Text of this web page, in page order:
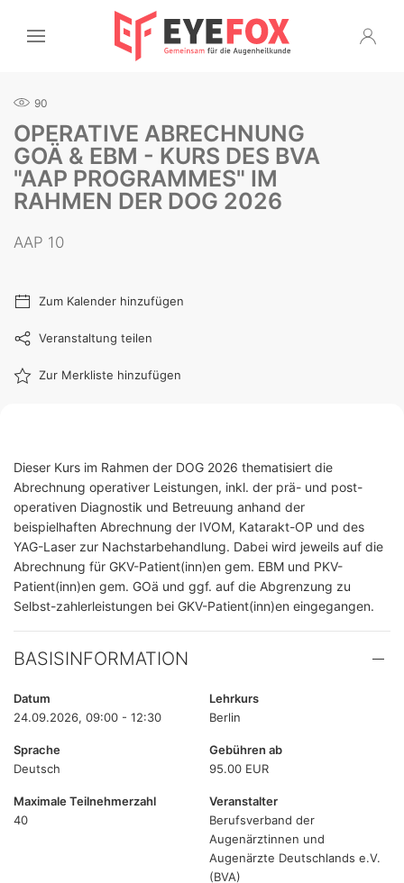
90
OPERATIVE ABRECHNUNG
GOÄ & EBM - KURS DES BVA
"AAP PROGRAMMES" IM
RAHMEN DER DOG 2026
AAP 10
Zum Kalender hinzufügen
Veranstaltung teilen
Zur Merkliste hinzufügen
Dieser Kurs im Rahmen der DOG 2026 thematisiert die
Abrechnung operativer Leistungen, inkl. der prä- und post-
operativen Diagnostik und Betreuung anhand der
beispielhaften Abrechnung der IVOM, Katarakt-OP und des
YAG-Laser zur Nachstarbehandlung. Dabei wird jeweils auf die
Abrechnung für GKV-Patient(inn)en gem. EBM und PKV-
Patient(inn)en gem. GOä und ggf. auf die Abgrenzung zu
Selbst-zahlerleistungen bei GKV-Patient(inn)en eingegangen.
BASISINFORMATION
Datum
24.09.2026, 09:00 - 12:30
Lehrkurs
Berlin
Sprache
Deutsch
Gebühren ab
95.00 EUR
Maximale Teilnehmerzahl
40
Veranstalter
Berufsverband der
Augenärztinnen und
Augenärzte Deutschlands e.V.
(BVA)